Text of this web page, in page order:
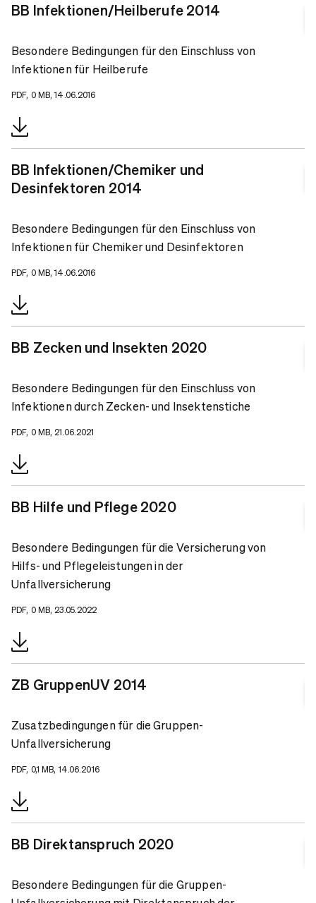
BB Infektionen/Heilberufe 2014
Besondere Bedingungen für den Einschluss von
Infektionen für Heilberufe
PDF, 0 MB, 14.06.2016
BB Infektionen/Chemiker und
Desinfektoren 2014
Besondere Bedingungen für den Einschluss von
Infektionen für Chemiker und Desinfektoren
PDF, 0 MB, 14.06.2016
BB Zecken und Insekten 2020
Besondere Bedingungen für den Einschluss von
Infektionen durch Zecken- und Insektenstiche
PDF, 0 MB, 21.06.2021
BB Hilfe und Pflege 2020
Besondere Bedingungen für die Versicherung von
Hilfs- und Pflegeleistungen in der
Unfallversicherung
PDF, 0 MB, 23.05.2022
ZB GruppenUV 2014
Zusatzbedingungen für die Gruppen-
Unfallversicherung
PDF, 0,1 MB, 14.06.2016
BB Direktanspruch 2020
Besondere Bedingungen für die Gruppen-